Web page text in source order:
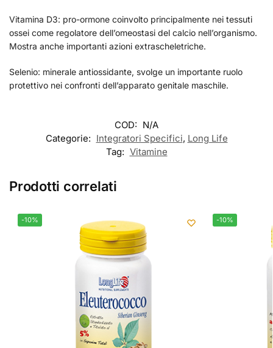
Vitamina D3: pro-ormone coinvolto principalmente nei tessuti
ossei come regolatore dell’omeostasi del calcio nell’organismo.
Mostra anche importanti azioni extrascheletriche.
Selenio: minerale antiossidante, svolge un importante ruolo
protettivo nei confronti dell’apparato genitale maschile.
COD: N/A
Categorie: Integratori Specifici, Long Life
Tag: Vitamine
Prodotti correlati
-10% -10%